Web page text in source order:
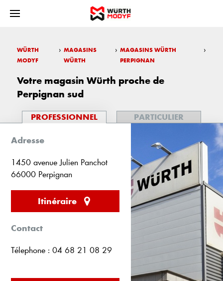
WÜRTH
MODYF
› MAGASINS
WÜRTH
› MAGASINS WÜRTH
PERPIGNAN
›
Votre magasin Würth proche de
Perpignan sud
PROFESSIONNEL PARTICULIER
Adresse
1450 avenue Julien Panchot
66000 Perpignan
Itinéraire
Contact
Télephone : 04 68 21 08 29